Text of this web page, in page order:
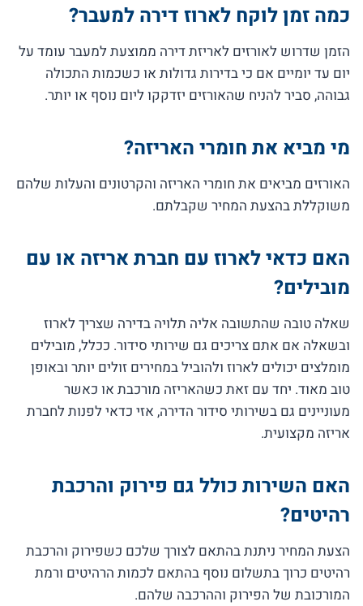
כמה זמן לוקח לארוז דירה למעבר?
הזמן שדרוש לאורזים לאריזת דירה ממוצעת למעבר עומד על
יום עד יומיים אם כי בדירות גדולות או כשכמות התכולה
גבוהה, סביר להניח שהאורזים יזדקקו ליום נוסף או יותר.
מי מביא את חומרי האריזה?
האורזים מביאים את חומרי האריזה והקרטונים והעלות שלהם
משוקללת בהצעת המחיר שקבלתם.
האם כדאי לארוז עם חברת אריזה או עם
מובילים?
שאלה טובה שהתשובה אליה תלויה בדירה שצריך לארוז
ובשאלה אם אתם צריכים גם שירותי סידור. ככלל, מובילים
מומלצים יכולים לארוז ולהוביל במחירים זולים יותר ובאופן
טוב מאוד. יחד עם זאת כשהאריזה מורכבת או כאשר
מעוניינים גם בשירותי סידור הדירה, אזי כדאי לפנות לחברת
אריזה מקצועית.
האם השירות כולל גם פירוק והרכבת
רהיטים?
הצעת המחיר ניתנת בהתאם לצורך שלכם כשפירוק והרכבת
רהיטים כרוך בתשלום נוסף בהתאם לכמות הרהיטים ורמת
המורכובת של הפירוק וההרכבה שלהם.